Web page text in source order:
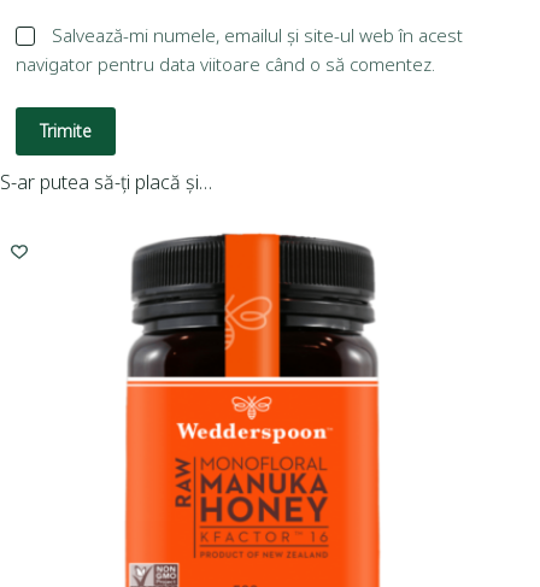
Salvează-mi numele, emailul și site-ul web în acest
navigator pentru data viitoare când o să comentez.
Trimite
S-ar putea să-ți placă și…